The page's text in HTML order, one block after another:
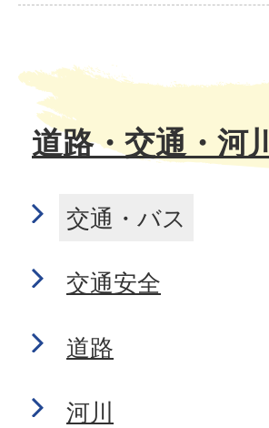
道路・交通・河川
交通・バス
交通安全
道路
河川